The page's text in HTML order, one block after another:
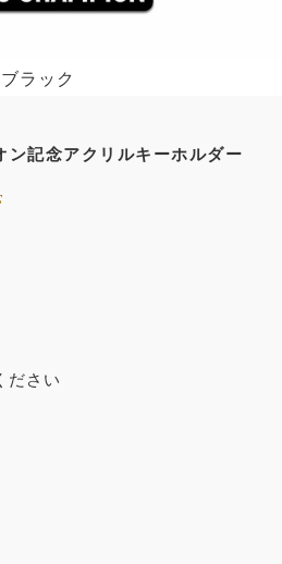
ブラック
ン記念アクリルキーホルダー
ださい